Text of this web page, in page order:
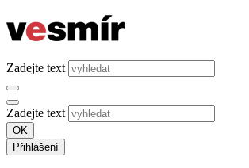
Zadejte text
Zadejte text
OK
Přihlášení